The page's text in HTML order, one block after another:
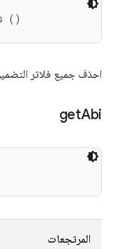
()
احذف جميع فلاتر
getAbi
المرتجعات